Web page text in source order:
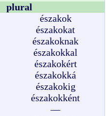
plural
északok
északokat
északoknak
északokkal
északokért
északokká
északokig
északokként
—